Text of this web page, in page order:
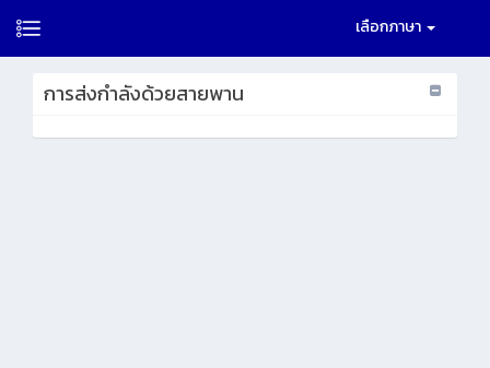
เลือกภาษา
การส่งกำลังด้วยสายพาน